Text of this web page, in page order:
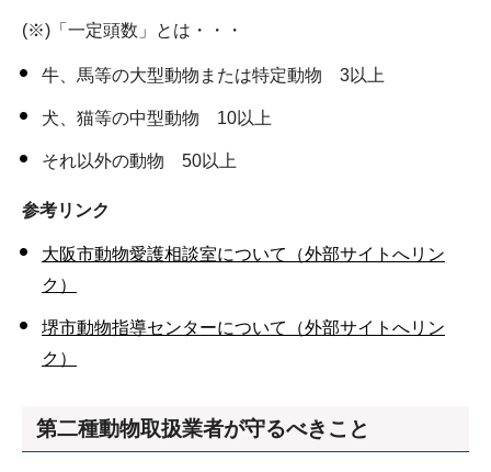
(※)「一定頭数」とは・・・
牛、馬等の大型動物または特定動物 3以上
犬、猫等の中型動物 10以上
それ以外の動物 50以上
参考リンク
大阪市動物愛護相談室について（外部サイトへリン
ク）
堺市動物指導センターについて（外部サイトへリン
ク）
第二種動物取扱業者が守るべきこと